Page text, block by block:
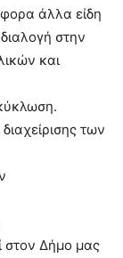
άλλα είδη
στην
και
των
στον Δήμο μας